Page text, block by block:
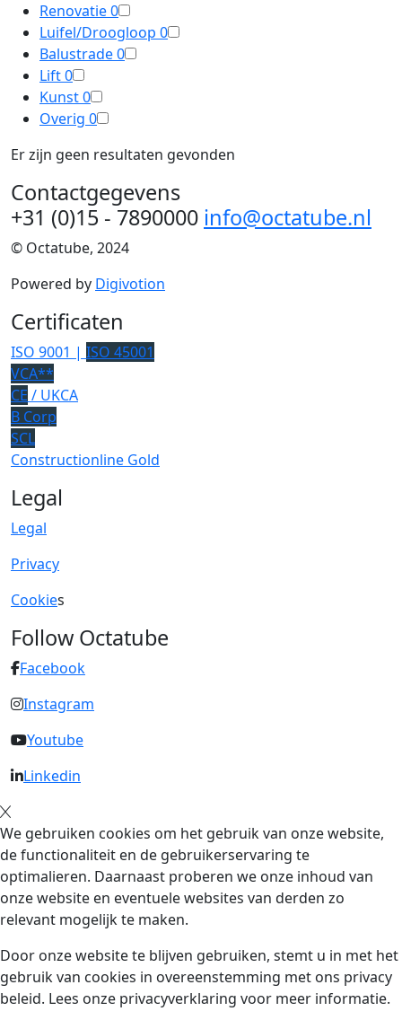
Renovatie0
Luifel/Droogloop 0
Balustrade0
Lift0
Kunst0
Overig 0
Er zijn geen resultaten gevonden
Contactgegevens
+31 (0)15 - 7890000 info@octatube.nl
© Octatube, 2024
Powered by Digivotion
Certificaten
ISO 9001 | ISO 45001
VCA**
CE / UKCA
B Corp
SCL
Constructionline Gold
Legal
Legal
Privacy
Cookies
Follow Octatube
Facebook
Instagram
Youtube
Linkedin
We gebruiken cookies om het gebruik van onze website,
de functionaliteit en de gebruikerservaring te
optimalieren. Daarnaast proberen we onze inhoud van
onze website en eventuele websites van derden zo
relevant mogelijk te maken.
Door onze website te blijven gebruiken, stemt u in met het
gebruik van cookies in overeenstemming met ons privacy
beleid. Lees onze privacyverklaring voor meer informatie.